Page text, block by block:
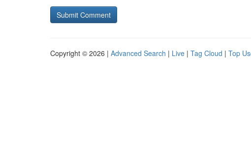
Copyright © 2026 | Advanced Search | Live | Tag Cloud | Top